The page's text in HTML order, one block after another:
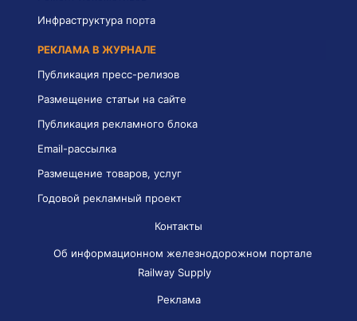
Инфраструктура порта
РЕКЛАМА В ЖУРНАЛЕ
Публикация пресс-релизов
Размещение статьи на сайте
Публикация рекламного блока
Email-рассылка
Размещение товаров, услуг
Годовой рекламный проект
Контакты
Об информационном железнодорожном портале
Railway Supply
Реклама